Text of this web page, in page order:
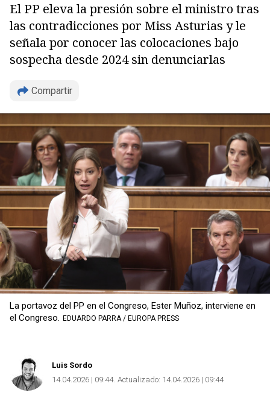
El PP eleva la presión sobre el ministro tras
las contradicciones por Miss Asturias y le
señala por conocer las colocaciones bajo
sospecha desde 2024 sin denunciarlas
Compartir
Copiar
La portavoz del PP en el Congreso, Ester Muñoz, interviene en
el Congreso. EDUARDO PARRA / EUROPA PRESS
Luis Sordo
14.04.2026 | 09:44 Actualizado: 14.04.2026 | 09:44